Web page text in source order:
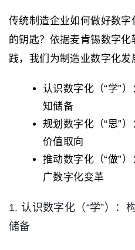
传统制造企业如何做好数
的钥匙？依据麦肯锡数字
践，我们为制造业数字化发
认识数字化（“学”
知储备
规划数字化（“思”
价值取向
推动数字化（“做”
广数字化变革
1. 认识数字化（“学”）：
储备